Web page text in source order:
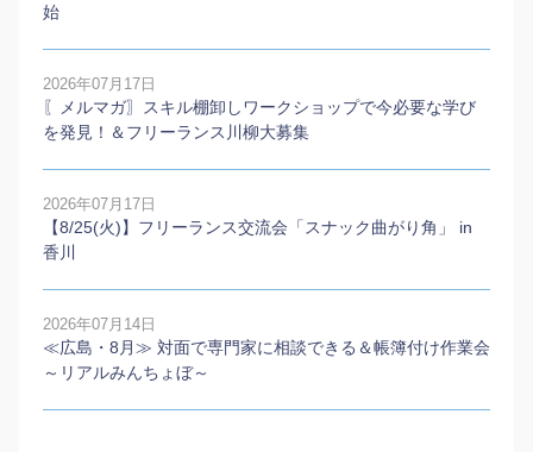
始
2026年07月17日
〖メルマガ〗スキル棚卸しワークショップで今必要な学び
を発見！＆フリーランス川柳大募集
2026年07月17日
【8/25(火)】フリーランス交流会「スナック曲がり角」 in
香川
2026年07月14日
≪広島・8月≫ 対面で専門家に相談できる＆帳簿付け作業会
～リアルみんちょぼ～